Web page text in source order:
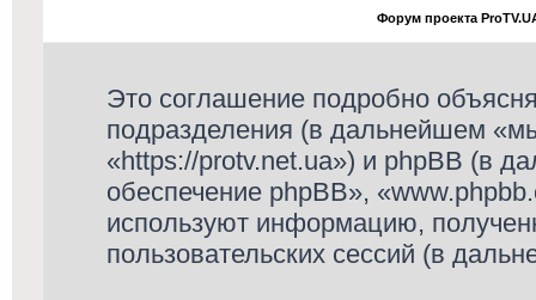
Форум проекта
Это соглашение подробно
подразделения (в дальнейшем
«https://protv.net.ua») и phpBB (в
обеспечение phpBB»,
используют информацию,
пользовательских сессий (в